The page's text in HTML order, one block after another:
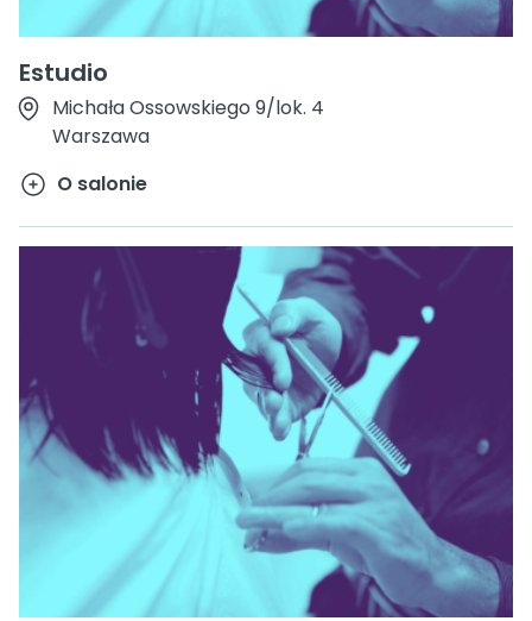
Estudio
Michała Ossowskiego 9/lok. 4
Warszawa
O salonie